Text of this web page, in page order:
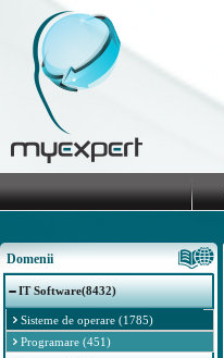
Domenii
IT Software(8432)
Sisteme de operare (1785)
Programare (451)